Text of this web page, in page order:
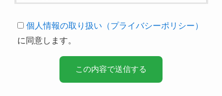
個人情報の取り扱い（プライバシーポリシー）
に同意します。